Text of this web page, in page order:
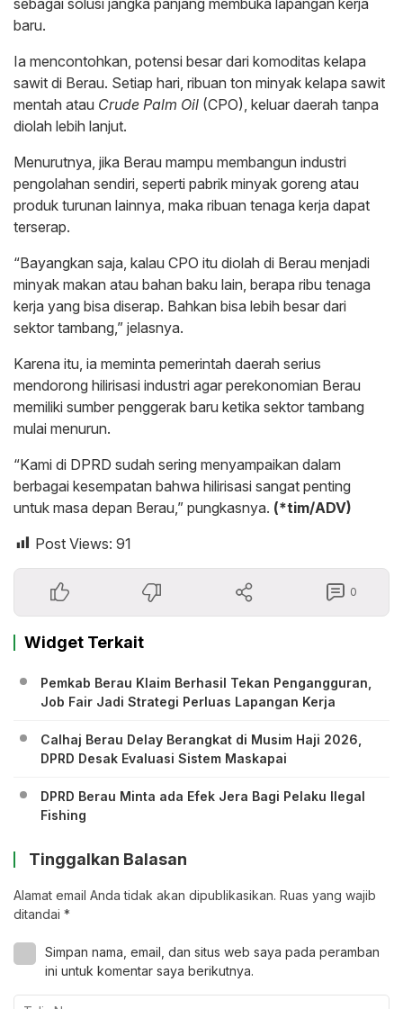
baru.
Ia mencontohkan, potensi besar dari komoditas kelapa
sawit di Berau. Setiap hari, ribuan ton minyak kelapa sawit
mentah atau Crude Palm Oil (CPO), keluar daerah tanpa
diolah lebih lanjut.
Menurutnya, jika Berau mampu membangun industri
pengolahan sendiri, seperti pabrik minyak goreng atau
produk turunan lainnya, maka ribuan tenaga kerja dapat
terserap.
“Bayangkan saja, kalau CPO itu diolah di Berau menjadi
minyak makan atau bahan baku lain, berapa ribu tenaga
kerja yang bisa diserap. Bahkan bisa lebih besar dari
sektor tambang,” jelasnya.
Karena itu, ia meminta pemerintah daerah serius
mendorong hilirisasi industri agar perekonomian Berau
memiliki sumber penggerak baru ketika sektor tambang
mulai menurun.
“Kami di DPRD sudah sering menyampaikan dalam
berbagai kesempatan bahwa hilirisasi sangat penting
untuk masa depan Berau,” pungkasnya. (*tim/ADV)
Post Views: 91
0
Widget Terkait
Pemkab Berau Klaim Berhasil Tekan Pengangguran,
Job Fair Jadi Strategi Perluas Lapangan Kerja
Calhaj Berau Delay Berangkat di Musim Haji 2026,
DPRD Desak Evaluasi Sistem Maskapai
DPRD Berau Minta ada Efek Jera Bagi Pelaku Ilegal
Fishing
Tinggalkan Balasan
Alamat email Anda tidak akan dipublikasikan. Ruas yang wajib
ditandai *
Simpan nama, email, dan situs web saya pada peramban
ini untuk komentar saya berikutnya.